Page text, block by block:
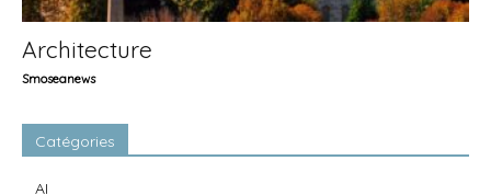
Architecture
Smoseanews
Catégories
AI